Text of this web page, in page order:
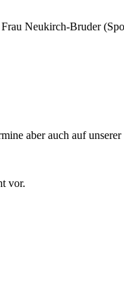
Neukirch-Bruder
aber auch auf
vor.